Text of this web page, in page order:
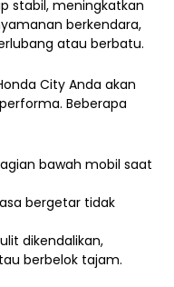
stabil, meningkatkan
berkendara,
atau berbatu.
City Anda akan
Beberapa
bawah mobil saat
bergetar tidak
dikendalikan,
berbelok tajam.